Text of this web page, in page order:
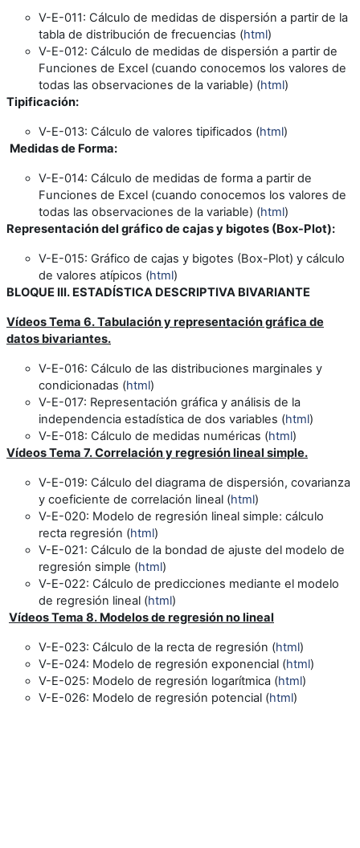
V-E-011: Cálculo de medidas de dispersión a partir de la
tabla de distribución de frecuencias (html)
V-E-012: Cálculo de medidas de dispersión a partir de
Funciones de Excel (cuando conocemos los valores de
todas las observaciones de la variable) (html)
Tipificación:
V-E-013: Cálculo de valores tipificados (html)
Medidas de Forma:
V-E-014: Cálculo de medidas de forma a partir de
Funciones de Excel (cuando conocemos los valores de
todas las observaciones de la variable) (html)
Representación del gráfico de cajas y bigotes (Box-Plot):
V-E-015: Gráfico de cajas y bigotes (Box-Plot) y cálculo
de valores atípicos (html)
BLOQUE III. ESTADÍSTICA DESCRIPTIVA BIVARIANTE
Vídeos Tema 6. Tabulación y representación gráfica de
datos bivariantes.
V-E-016: Cálculo de las distribuciones marginales y
condicionadas (html)
V-E-017: Representación gráfica y análisis de la
independencia estadística de dos variables (html)
V-E-018: Cálculo de medidas numéricas (html)
VídeosTema 7. Correlación y regresión lineal simple.
V-E-019: Cálculo del diagrama de dispersión, covarianza
y coeficiente de correlación lineal (html)
V-E-020: Modelo de regresión lineal simple: cálculo
recta regresión (html)
V-E-021: Cálculo de la bondad de ajuste del modelo de
regresión simple (html)
V-E-022: Cálculo de predicciones mediante el modelo
de regresión lineal (html)
VídeosTema 8. Modelos de regresión no lineal
V-E-023: Cálculo de la recta de regresión (html)
V-E-024: Modelo de regresión exponencial (html)
V-E-025: Modelo de regresión logarítmica (html)
V-E-026: Modelo de regresión potencial (html)